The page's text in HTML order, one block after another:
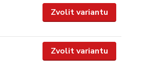
Zvolit variantu
Zvolit variantu